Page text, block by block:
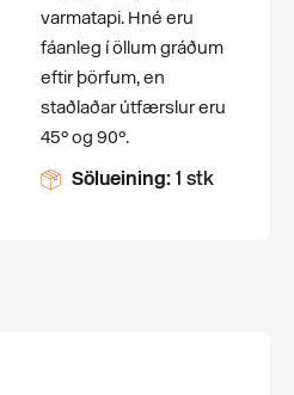
varmatapi. Hné eru
fáanleg í öllum gráðum
eftir þörfum, en
staðlaðar útfærslur eru
45° og 90°.
Sölueining:1 stk